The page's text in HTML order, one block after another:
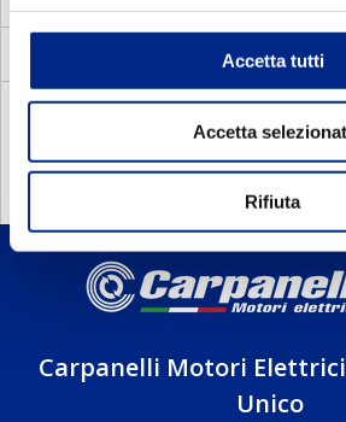
Accetta tutti
Accetta
Rifiuta
Servoventilatori
Carpanelli Motori Elettrici
Unico